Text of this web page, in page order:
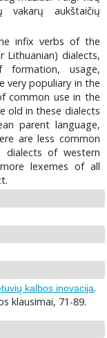
vakarų aukštaičių
infix verbs of the
Lithuanian) dialects,
usage,
very populiary in the
common use in the
old in these dialects
parent language,
are less common
of western
lexemes of all
kalbos inovacija.
klausimai, 71-89.